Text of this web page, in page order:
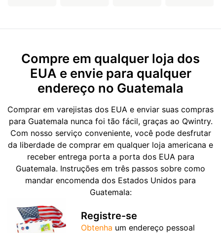
Compre em qualquer loja dos
EUA e envie para qualquer
endereço no Guatemala
Comprar em varejistas dos EUA e enviar suas compras
para Guatemala nunca foi tão fácil, graças ao Qwintry.
Com nosso serviço conveniente, você pode desfrutar
da liberdade de comprar em qualquer loja americana e
receber entrega porta a porta dos EUA para
Guatemala. Instruções em três passos sobre como
mandar encomenda dos Estados Unidos para
Guatemala:
Registre-se
Obtenha um endereço pessoal